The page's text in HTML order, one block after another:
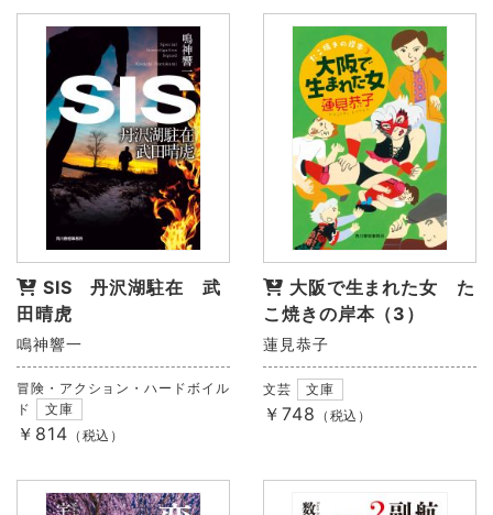
SIS 丹沢湖駐在 武
田晴虎
鳴神響一
冒険・アクション・ハードボイル
ド
文庫
￥814 （税込）
大阪で生まれた女 た
こ焼きの岸本（3）
蓮見恭子
文芸 文庫
￥748 （税込）